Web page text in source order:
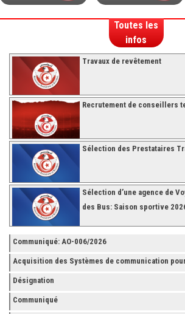
Toutes les
infos
Travaux de revêtement
Recrutement de conseillers
Sélection des Prestataires
Sélection d’une agence de
des Bus: Saison sportive
Communiqué: AO-006/2026
Acquisition des Systèmes de communication
Désignation
Communiqué